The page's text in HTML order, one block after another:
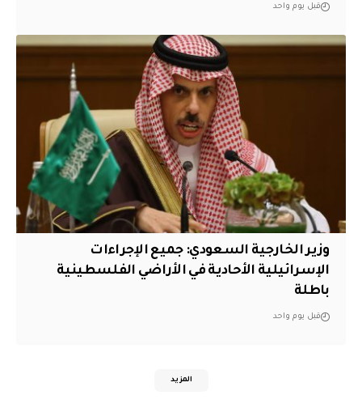
قبل يوم واحد
وزير الخارجية السعودي: جميع الإجراءات
الإسرائيلية الأحادية في الأراضي الفلسطينية
باطلة
قبل يوم واحد
المزيد